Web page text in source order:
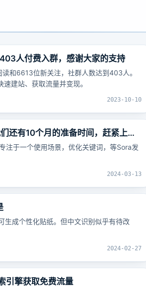
人付费入群，感谢大家的支持
和6613位新关注，社群人数达到403人。
建站、获取流量并变现。
2023-10-10
还有10个月的准备时间，赶紧上个
注于一个使用场景，优化关键词，等Sora发
2024-03-13
成个性化贴纸。但中文识别似乎有待改
2024-02-27
引擎获取免费流量